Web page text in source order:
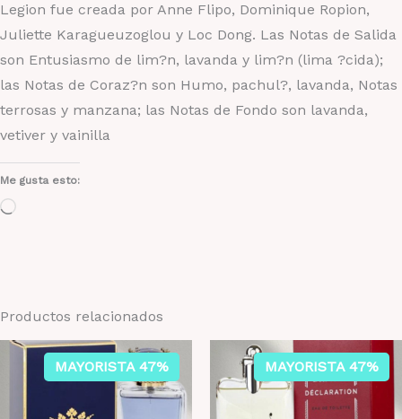
Legion fue creada por Anne Flipo, Dominique Ropion,
Juliette Karagueuzoglou y Loc Dong. Las Notas de Salida
son Entusiasmo de lim?n, lavanda y lim?n (lima ?cida);
las Notas de Coraz?n son Humo, pachul?, lavanda, Notas
terrosas y manzana; las Notas de Fondo son lavanda,
vetiver y vainilla
Me gusta esto:
Cargando...
Productos relacionados
MAYORISTA 47% MAYORISTA 47%